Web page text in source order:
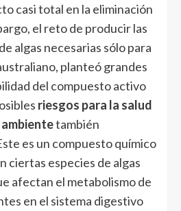
casi total en la eliminación
el reto de producir las
algas necesarias sólo para
planteó grandes
del compuesto activo
riesgos para la salud
ambientetambién
es un compuesto químico
ciertas especies de algas
afectan el metabolismo de
en el sistema digestivo